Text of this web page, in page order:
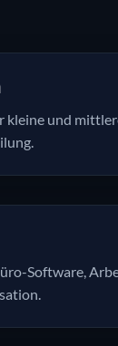
kleine und
Software,